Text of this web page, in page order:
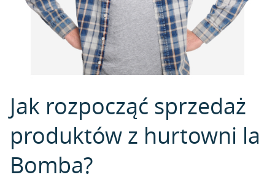
Jak rozpocząć sprzedaż
produktów z hurtowni la
Bomba?